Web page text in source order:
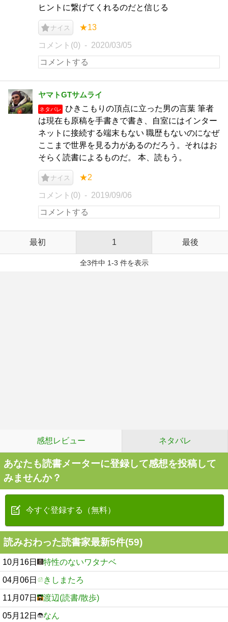
ヒントに繋げてくれるのだと信じる
ナイス ★13
コメント(0) 2020/03/05
ヤマトGTサムライ
ネタバレ
ひきこもりの頂点に立った男の言葉 筆者
は現在も原稿を手書きで書き、自室にはインター
ネットに接続する端末もない 職歴もないのになぜ
ここまで世界を見る力があるのだろう。それはお
そらく読書によるものだ。 本、読もう。
ナイス ★2
コメント(0) 2019/09/06
最初 1 最後
全3件中 1-3 件を表示
感想レビュー ネタバレ
あなたも読書メーターに登録して感想を投稿して
みませんか？
今すぐ登録する（無料）
読みおわった読書家最新5件(59)
10月16日 特性のないワタナベ
04月06日 きしまたろ
11月07日 渡辺(読書/散歩)
05月12日 なん